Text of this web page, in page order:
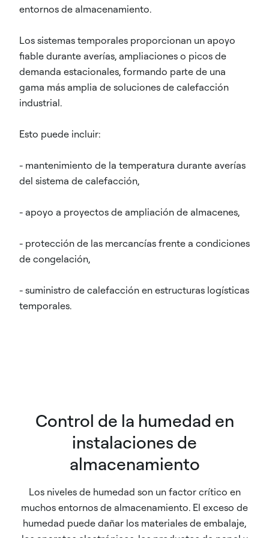
entornos de almacenamiento.
Los sistemas temporales proporcionan un apoyo
fiable durante averías, ampliaciones o picos de
demanda estacionales, formando parte de una
gama más amplia de soluciones de calefacción
industrial.
Esto puede incluir:
- mantenimiento de la temperatura durante averías
del sistema de calefacción,
- apoyo a proyectos de ampliación de almacenes,
- protección de las mercancías frente a condiciones
de congelación,
- suministro de calefacción en estructuras logísticas
temporales.
Control de la humedad en
instalaciones de
almacenamiento
Los niveles de humedad son un factor crítico en
muchos entornos de almacenamiento. El exceso de
humedad puede dañar los materiales de embalaje,